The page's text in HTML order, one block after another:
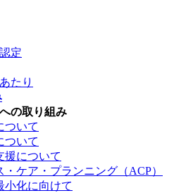
定
たり
の取り組み
ついて
ついて
援について
・ケア・プランニング（ACP）
小化に向けて